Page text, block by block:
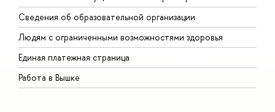
Сведения об образовательной организации
Людям с ограниченными возможностями здоровья
Единая платежная страница
Работа в Вышке